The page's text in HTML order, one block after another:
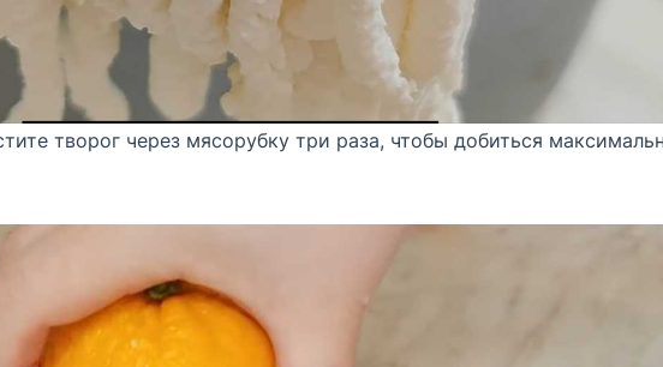
творог через мясорубку три раза, чтобы добиться